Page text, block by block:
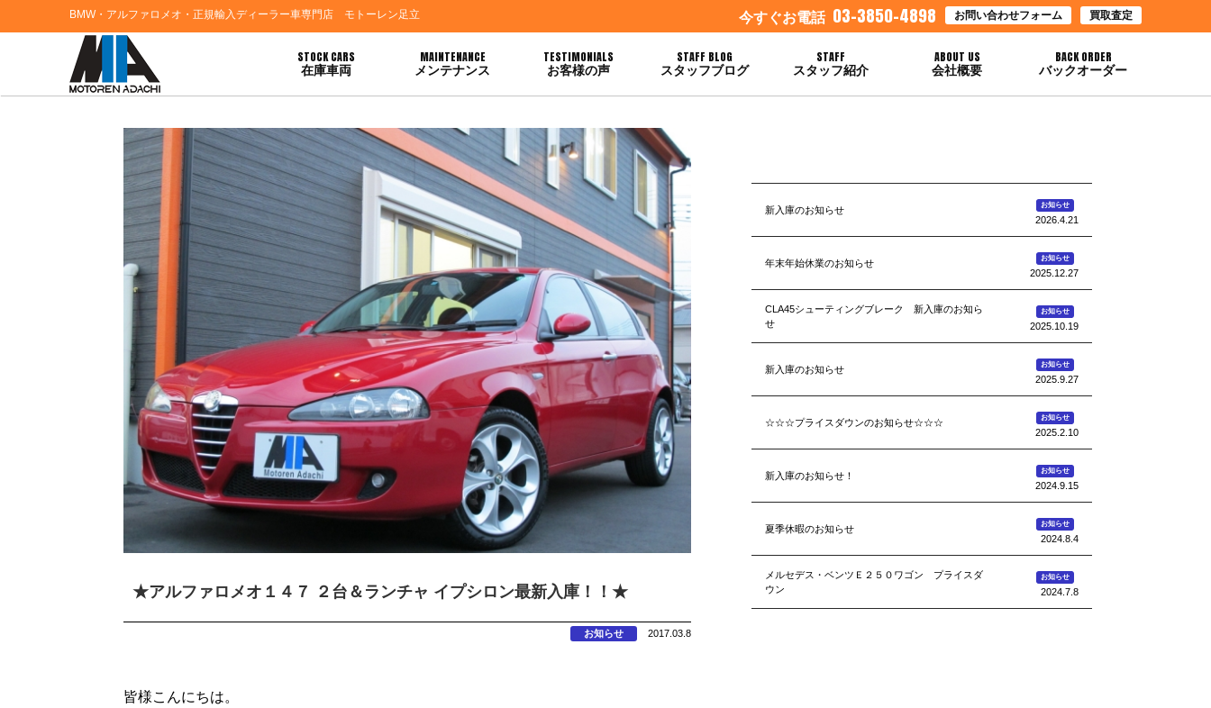
BMW・アルファロメオ・正規輸入ディーラー車専門店 モトーレン足立 今すぐお電話 03-3850-4898 お問い合わせフォーム 買取査定
STOCK CARS
在庫車両
MAINTENANCE
メンテナンス
TESTIMONIALS
お客様の声
STAFF BLOG
スタッフブログ
STAFF
スタッフ紹介
ABOUT US
会社概要
BACK ORDER
バックオーダー
HOME>お知らせ > ★アルファロメオ１４７ ２台＆ランチャ イプシロン最新入庫！！★
★アルファロメオ１４７ ２台＆ランチャ イプシロン最新入庫！！★
お知らせ 2017.03.8
皆様こんにちは。
新入庫のお知らせ お知らせ
2026.4.21
年末年始休業のお知らせ お知らせ
2025.12.27
CLA45シューティングブレーク 新入庫のお知ら
せ
お知らせ
2025.10.19
新入庫のお知らせ お知らせ
2025.9.27
☆☆☆プライスダウンのお知らせ☆☆☆ お知らせ
2025.2.10
新入庫のお知らせ！ お知らせ
2024.9.15
夏季休暇のお知らせ お知らせ
2024.8.4
メルセデス・ベンツＥ２５０ワゴン プライスダ
ウン
お知らせ
2024.7.8